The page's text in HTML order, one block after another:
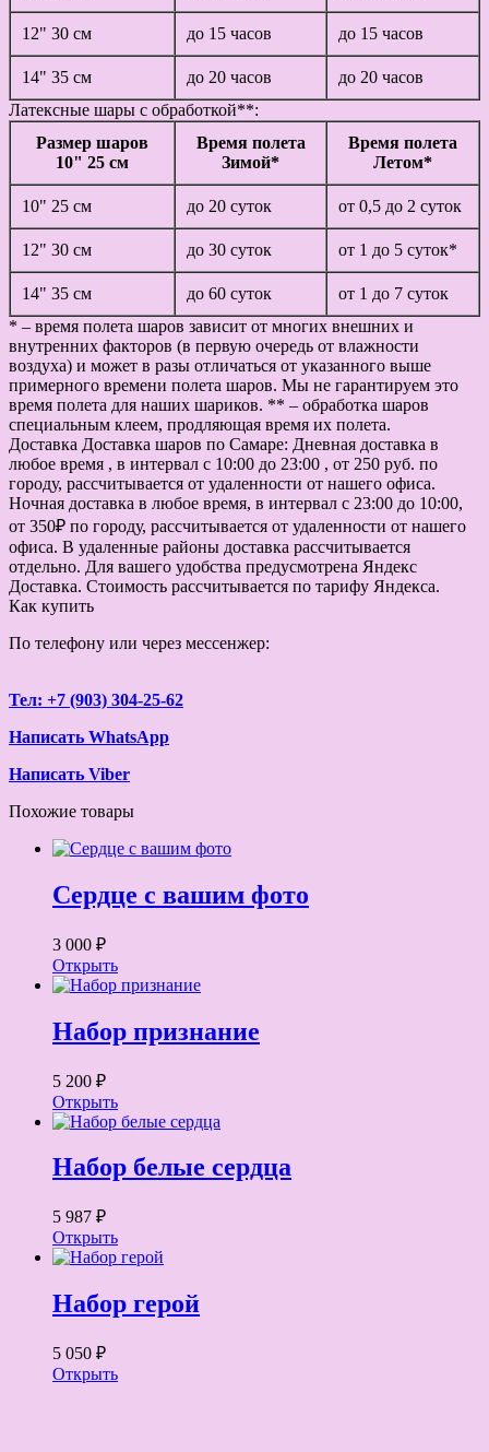
12" 30 см до 15 часов до 15 часов
14" 35 см до 20 часов
до 20 часов
Латексные шары с обработкой**:
Размер шаров
10" 25 см
Время полета
Зимой*
Время полета
Летом*
10" 25 см до 20 суток от 0,5 до 2 суток
12" 30 см до 30 суток от 1 до 5 суток*
14" 35 см до 60 суток
от 1 до 7 суток
* – время полета шаров зависит от многих внешних и
внутренних факторов (в первую очередь от влажности
воздуха) и может в разы отличаться от указанного выше
примерного времени полета шаров. Мы не гарантируем это
время полета для наших шариков. ** – обработка шаров
специальным клеем, продляющая время их полета.
Доставка Доставка шаров по Самаре: Дневная доставка в
любое время , в интервал с 10:00 до 23:00 , от 250 руб. по
городу, рассчитывается от удаленности от нашего офиса.
Ночная доставка в любое время, в интервал с 23:00 до 10:00,
от 350₽ по городу, рассчитывается от удаленности от нашего
офиса. В удаленные районы доставка рассчитывается
отдельно. Для вашего удобства предусмотрена Яндекс
Доставка. Стоимость рассчитывается по тарифу Яндекса.
Как купить
По телефону или через мессенжер:
Тел: +7 (903) 304-25-62
Написать WhatsApp
Написать Viber
Похожие товары
Сердце с вашим фото
3 000 ₽
Открыть
Набор признание
5 200 ₽
Открыть
Набор белые сердца
5 987 ₽
Открыть
Набор герой
5 050 ₽
Открыть